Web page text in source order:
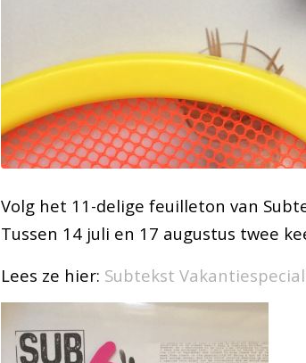
Volg het 11-delige feuilleton van
Tussen 14 juli en 17 augustus twee
Lees ze hier: Subtekst